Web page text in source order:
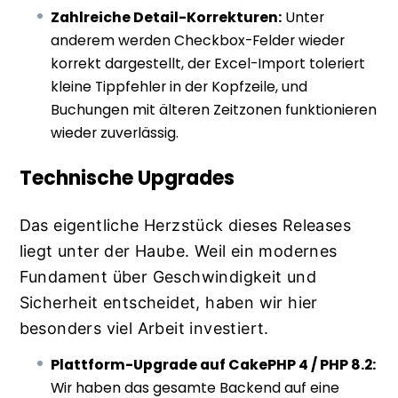
Zahlreiche Detail-Korrekturen:Unter
anderem werden Checkbox-Felder wieder
korrekt dargestellt, der Excel-Import toleriert
kleine Tippfehler in der Kopfzeile, und
Buchungen mit älteren Zeitzonen funktionieren
wieder zuverlässig.
Technische Upgrades
Das eigentliche Herzstück dieses Releases
liegt unter der Haube. Weil ein modernes
Fundament über Geschwindigkeit und
Sicherheit entscheidet, haben wir hier
besonders viel Arbeit investiert.
Plattform-Upgrade auf CakePHP 4 / PHP 8.2:
Wir haben das gesamte Backend auf eine